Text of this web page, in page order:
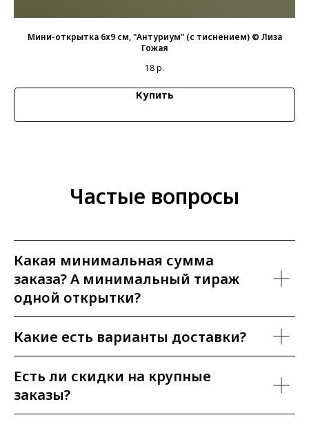
Мини-открытка 6х9 см, "Антуриум" (с тиснением) © Лиза
Гожая
18р.
Купить
Частые вопросы
Какая минимальная сумма
заказа? А минимальный тираж
одной открытки?
Какие есть варианты доставки?
Есть ли скидки на крупные
заказы?